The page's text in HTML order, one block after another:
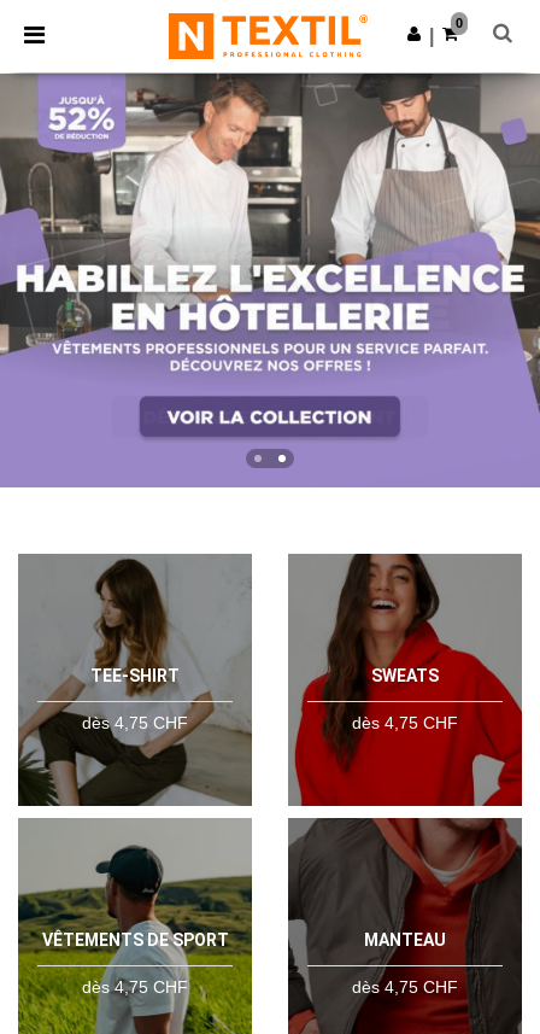
× Appli Ntextil
Meilleurs prix sur l’app !
Obtenir l'appli
0
TEE-SHIRT
dès 4,75 CHF
SWEATS
dès 4,75 CHF
VÊTEMENTS DE SPORT
dès 4,75 CHF
MANTEAU
dès 4,75 CHF